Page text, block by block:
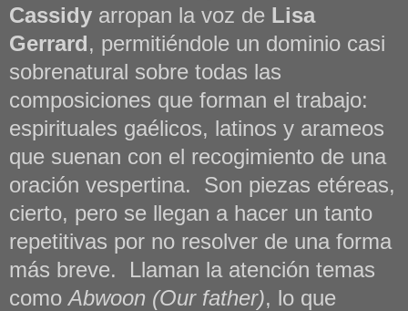
Cassidy arropan la voz de Lisa
Gerrard, permitiéndole un dominio casi
sobrenatural sobre todas las
composiciones que forman el trabajo:
espirituales gaélicos, latinos y arameos
que suenan con el recogimiento de una
oración vespertina. Son piezas etéreas,
cierto, pero se llegan a hacer un tanto
repetitivas por no resolver de una forma
más breve. Llaman la atención temas
comoAbwoon (Our father), lo que